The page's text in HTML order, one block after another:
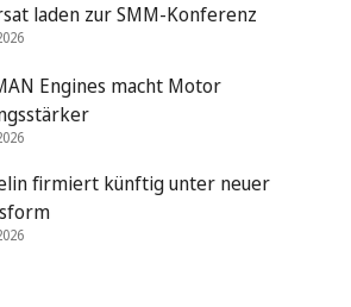
laden zur SMM-Konferenz
Engines macht Motor
firmiert künftig unter neuer